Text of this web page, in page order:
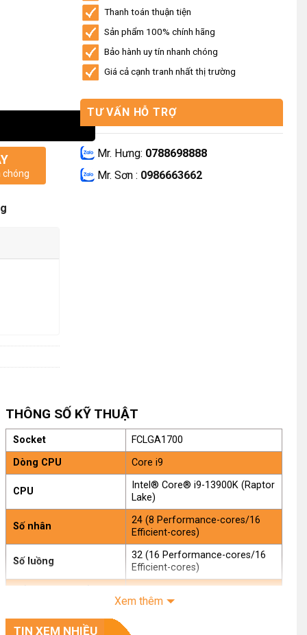
chóng
Thanh toán thuận tiện
Sản phẩm 100% chính hãng
Bảo hành uy tín nhanh chóng
Giá cả cạnh tranh nhất thị trường
TƯ VẤN HỖ TRỢ
Mr. Hưng: 0788698888
Mr. Sơn : 0986663662
THÔNG SỐ KỸ THUẬT
Socket
FCLGA1700
Dòng CPU
Core i9
CPU
Intel® Core® i9-13900K (Raptor
Lake)
Số nhân
24 (8 Performance-cores/16
Efficient-cores)
Số luồng
32 (16 Performance-cores/16
Efficient-cores)
5.8GHz
Tốc độ Turbo tối đa
Xem thêm
TIN XEM NHIỀU